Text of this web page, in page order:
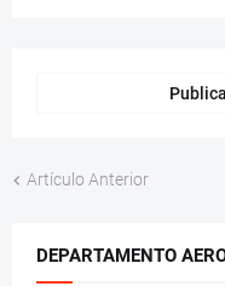
Artículo Anterior
DEPARTAMENTO